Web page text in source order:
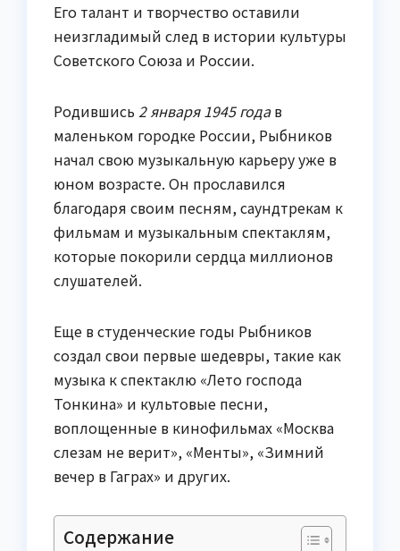
Его талант и творчество оставили
неизгладимый след в истории культуры
Советского Союза и России.
Родившись 2 января 1945 годав
маленьком городке России, Рыбников
начал свою музыкальную карьеру уже в
юном возрасте. Он прославился
благодаря своим песням, саундтрекам к
фильмам и музыкальным спектаклям,
которые покорили сердца миллионов
слушателей.
Еще в студенческие годы Рыбников
создал свои первые шедевры, такие как
музыка к спектаклю «Лето господа
Тонкина» и культовые песни,
воплощенные в кинофильмах «Москва
слезам не верит», «Менты», «Зимний
вечер в Гаграх» и других.
Содержание